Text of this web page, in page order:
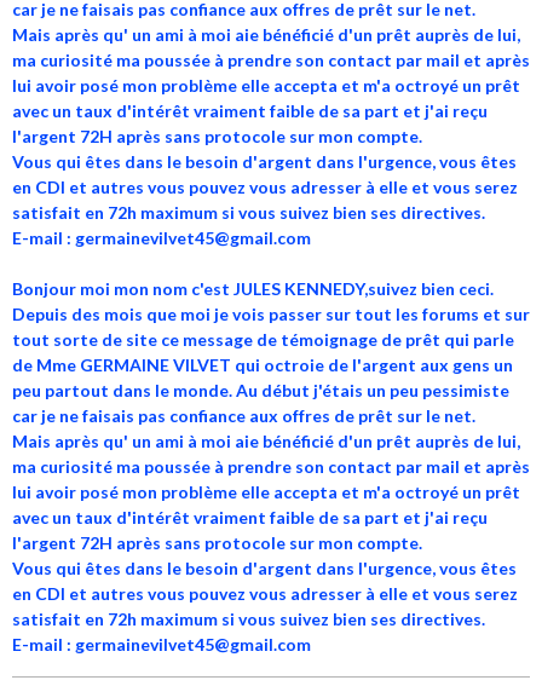
car je ne faisais pas confiance aux offres de prêt sur le net.
Mais après qu' un ami à moi aie bénéficié d'un prêt auprès de lui,
ma curiosité ma poussée à prendre son contact par mail et après
lui avoir posé mon problème elle accepta et m'a octroyé un prêt
avec un taux d'intérêt vraiment faible de sa part et j'ai reçu
l'argent 72H après sans protocole sur mon compte.
Vous qui êtes dans le besoin d'argent dans l'urgence, vous êtes
en CDI et autres vous pouvez vous adresser à elle et vous serez
satisfait en 72h maximum si vous suivez bien ses directives.
E-mail : germainevilvet45@gmail.com
Bonjour moi mon nom c'est JULES KENNEDY,suivez bien ceci.
Depuis des mois que moi je vois passer sur tout les forums et sur
tout sorte de site ce message de témoignage de prêt qui parle
de Mme GERMAINE VILVET qui octroie de l'argent aux gens un
peu partout dans le monde. Au début j'étais un peu pessimiste
car je ne faisais pas confiance aux offres de prêt sur le net.
Mais après qu' un ami à moi aie bénéficié d'un prêt auprès de lui,
ma curiosité ma poussée à prendre son contact par mail et après
lui avoir posé mon problème elle accepta et m'a octroyé un prêt
avec un taux d'intérêt vraiment faible de sa part et j'ai reçu
l'argent 72H après sans protocole sur mon compte.
Vous qui êtes dans le besoin d'argent dans l'urgence, vous êtes
en CDI et autres vous pouvez vous adresser à elle et vous serez
satisfait en 72h maximum si vous suivez bien ses directives.
E-mail : germainevilvet45@gmail.com